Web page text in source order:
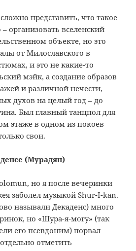
представить, что такое
организовать вселенский
объекте, но это
от Милославского в
и это не какие-то
мэйк, а создание образов
и различной нечести,
духов на целый год – до
Был главный танцпол для
этаже в одном из покоев
свои.
(Мурадян)
но я после вечеринки
заболел музыкой Shur-I-kan.
называли Декаденс) много
но «Шура-я-могу» (так
его псевдоним) порвал
отметить